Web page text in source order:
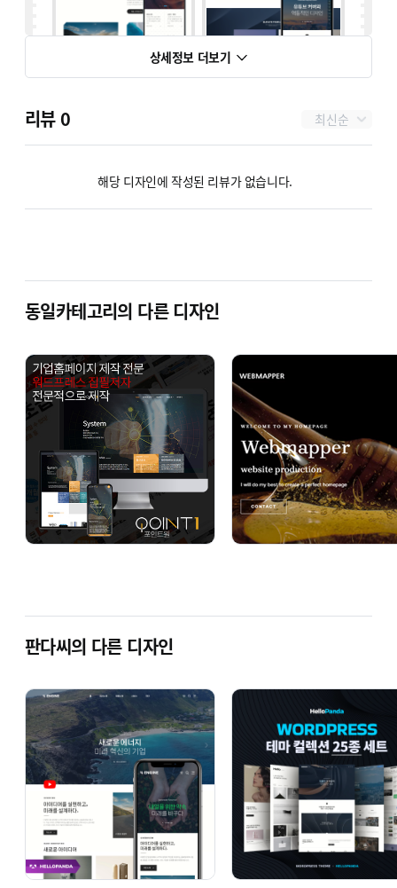
관공서 # SQUARE (GSAP)
# BLOSSOM 신상품 # NOONU 프렌차이즈
# TIMES 신상품
상세정보 더보기
리뷰0 최신순
해당 디자인에 작성된 리뷰가 없습니다.
동일카테고리의 다른 디자인
판다씨의 다른 디자인